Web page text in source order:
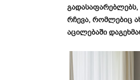
გადასაფარებლებს,
რჩევა, რომლებიც
აცილებაში